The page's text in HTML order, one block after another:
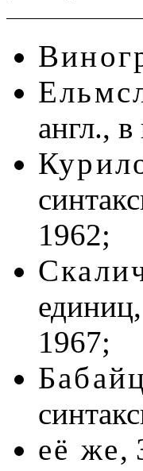
англ.,
1962;
1967;
её же,